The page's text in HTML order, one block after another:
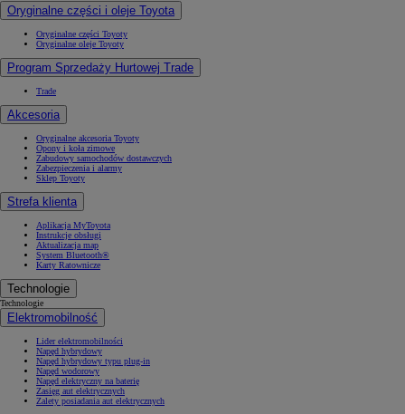
Oryginalne części i oleje Toyota
Oryginalne części Toyoty
Oryginalne oleje Toyoty
Program Sprzedaży Hurtowej Trade
Trade
Akcesoria
Oryginalne akcesoria Toyoty
Opony i koła zimowe
Zabudowy samochodów dostawczych
Zabezpieczenia i alarmy
Sklep Toyoty
Strefa klienta
Aplikacja MyToyota
Instrukcje obsługi
Aktualizacja map
System Bluetooth®
Karty Ratownicze
Technologie
Technologie
Elektromobilność
Lider elektromobilności
Napęd hybrydowy
Napęd hybrydowy typu plug-in
Napęd wodorowy
Napęd elektryczny na baterię
Zasięg aut elektrycznych
Zalety posiadania aut elektrycznych